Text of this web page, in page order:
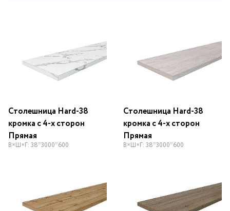
Столешница Hard-38
кромка с 4-х сторон
Прямая
В×Ш×Г: 38*3000*600
Столешница Hard-38
кромка с 4-х сторон
Прямая
В×Ш×Г: 38*3000*600